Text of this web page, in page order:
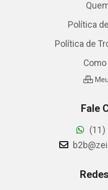
Política
Política de
Fale
(11)